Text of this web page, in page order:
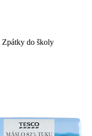
Zpátky do školy